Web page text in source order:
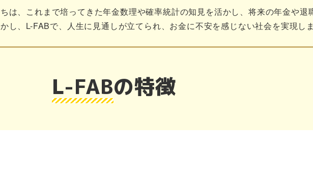
は、これまで培ってきた年金数理や確率統計の知見を活かし、将来の年金や退
し、L-FABで、人生に見通しが立てられ、お金に不安を感じない社会を実現しま
L-FABの特徴